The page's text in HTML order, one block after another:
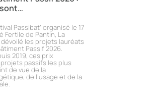
Passibat’ organisé le 17
Fertile de Pantin, La
les projets lauréats
Passif 2026.
2019, ces prix
passifs les plus
de vue de la
de l’usage et de la